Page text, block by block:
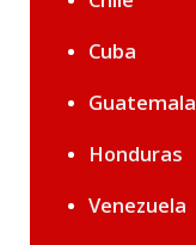
Cuba
Guatemala
Honduras
Venezuela